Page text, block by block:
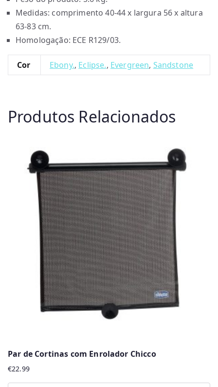
Medidas: comprimento 40-44 x largura 56 x altura
63-83 cm.
Homologação: ECE R129/03.
Cor Ebony., Eclipse., Evergreen, Sandstone
Produtos Relacionados
Par de Cortinas com Enrolador Chicco
€22.99